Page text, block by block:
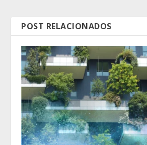
POST RELACIONADOS